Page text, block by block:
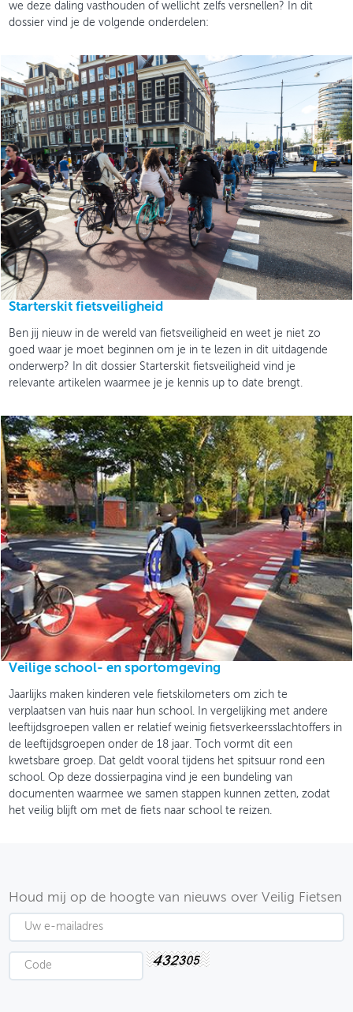
we deze daling vasthouden of wellicht zelfs versnellen? In dit
dossier vind je de volgende onderdelen:
Starterskit fietsveiligheid
Ben jij nieuw in de wereld van fietsveiligheid en weet je niet zo
goed waar je moet beginnen om je in te lezen in dit uitdagende
onderwerp? In dit dossier Starterskit fietsveiligheid vind je
relevante artikelen waarmee je je kennis up to date brengt.
Veilige school- en sportomgeving
Jaarlijks maken kinderen vele fietskilometers om zich te
verplaatsen van huis naar hun school. In vergelijking met andere
leeftijdsgroepen vallen er relatief weinig fietsverkeersslachtoffers in
de leeftijdsgroepen onder de 18 jaar. Toch vormt dit een
kwetsbare groep. Dat geldt vooral tijdens het spitsuur rond een
school. Op deze dossierpagina vind je een bundeling van
documenten waarmee we samen stappen kunnen zetten, zodat
het veilig blijft om met de fiets naar school te reizen.
Houd mij op de hoogte van nieuws over Veilig Fietsen